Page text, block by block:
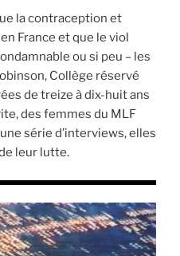
la contraception et
France et que le viol
ou si peu – les
Collège réservé
de treize à dix-huit ans
des femmes du MLF
série d’interviews, elles
leur lutte.